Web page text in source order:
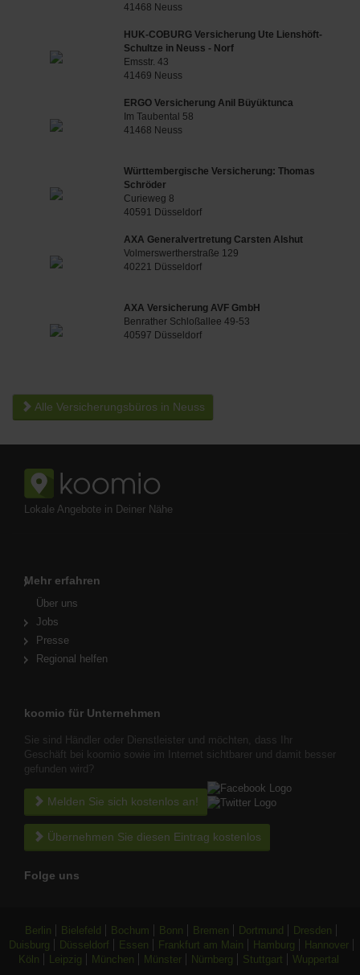
41468 Neuss
HUK-COBURG Versicherung Ute Lienshöft-
Schultze in Neuss - Norf
Emsstr. 43
41469 Neuss
ERGO Versicherung Anil Büyüktunca
Im Taubental 58
41468 Neuss
Württembergische Versicherung: Thomas
Schröder
Curieweg 8
40591 Düsseldorf
AXA Generalvertretung Carsten Alshut
Volmerswertherstraße 129
40221 Düsseldorf
AXA Versicherung AVF GmbH
Benrather Schloßallee 49-53
40597 Düsseldorf
Alle Versicherungsbüros in Neuss
Lokale Angebote in Deiner Nähe
Mehr erfahren
Über uns
Jobs
Presse
Regional helfen
koomio für Unternehmen
Sie sind Händler oder Dienstleister und möchten, dass Ihr
Geschäft bei koomio sowie im Internet sichtbarer und damit besser
gefunden wird?
Melden Sie sich kostenlos an!
Übernehmen Sie diesen Eintrag kostenlos
Folge uns
Berlin Bielefeld Bochum Bonn Bremen Dortmund
Dresden
Duisburg
Düsseldorf Essen Frankfurt am Main Hamburg
Hannover
Köln
Leipzig München Münster Nürnberg Stuttgart Wuppertal